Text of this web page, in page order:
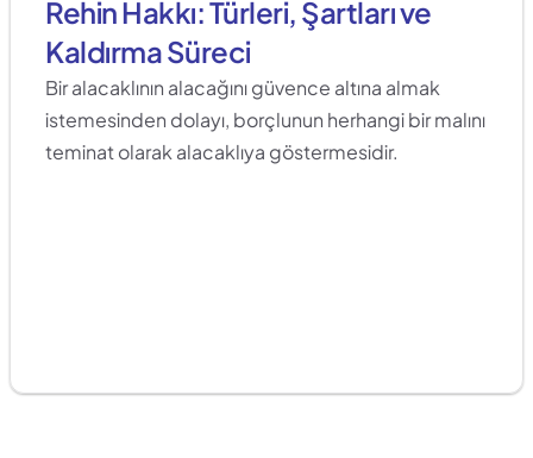
Rehin Hakkı: Türleri, Şartları ve
Kaldırma Süreci
Bir alacaklının alacağını güvence altına almak
istemesinden dolayı, borçlunun herhangi bir malını
teminat olarak alacaklıya göstermesidir.